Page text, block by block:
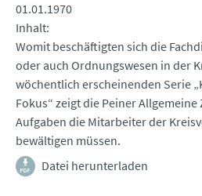
01.01.1970
Inhalt
Womit beschäftigten sich die
oder auch Ordnungswesen in der
wöchentlich erscheinenden Serie
Fokus“ zeigt die Peiner
Aufgaben die Mitarbeiter der
bewältigen müssen.
Datei herunterladen